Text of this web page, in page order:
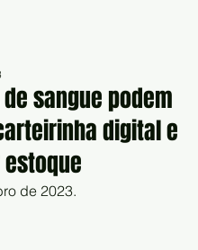
sangue podem
digital e
de 2023.